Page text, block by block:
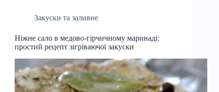
Закуски та заливне
Ніжне сало в медово-гірчичному маринаді:
простий рецепт зігріваючої закуски